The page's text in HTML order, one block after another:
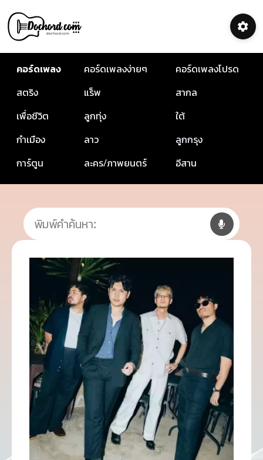
คอร์ดเพลง คอร์ดเพลงง่ายๆ
คอร์ดเพลงโปรด
สตริง
แร็พ
สากล
เพื่อชีวิต
ลูกทุ่ง
ใต้
กำเมือง
ลาว
ลูกกรุง
การ์ตูน
ละคร/ภาพยนตร์ อีสาน